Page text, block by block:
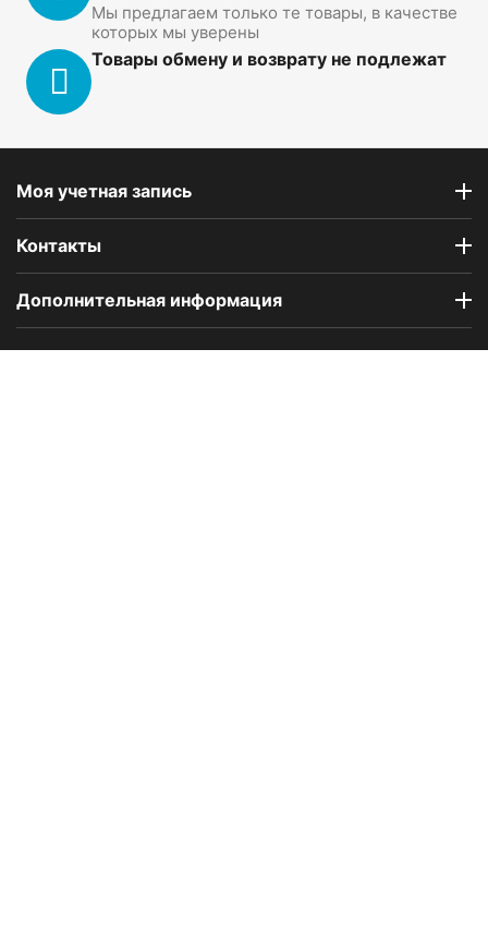
Мы предлагаем только те товары, в качестве
которых мы уверены
Товары обмену и возврату не подлежат
Моя учетная запись
Контакты
Дополнительная информация